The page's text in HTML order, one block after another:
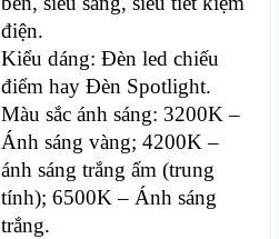
điện.
Kiểu dáng: Đèn led chiếu
điểm hay Đèn Spotlight.
Màu sắc ánh sáng: 3200K –
Ánh sáng vàng; 4200K –
ánh sáng trắng ấm (trung
tính); 6500K – Ánh sáng
trắng.